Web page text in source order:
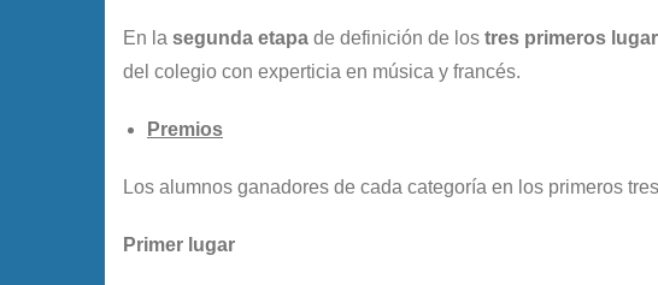
En la segunda etapa de definición de los tres primeros
del colegio con experticia en música y francés.
Premios
Los alumnos ganadores de cada categoría en los primeros
Primer lugar